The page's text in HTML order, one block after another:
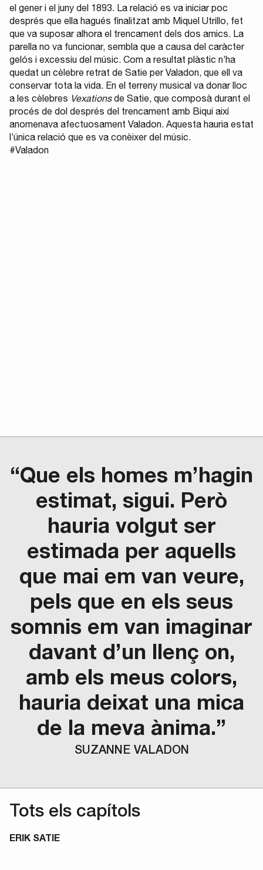
el gener i el juny del 1893. La relació es va iniciar poc
després que ella hagués finalitzat amb Miquel Utrillo, fet
que va suposar alhora el trencament dels dos amics. La
parella no va funcionar, sembla que a causa del caràcter
gelós i excessiu del músic. Com a resultat plàstic n’ha
quedat un cèlebre retrat de Satie per Valadon, que ell va
conservar tota la vida. En el terreny musical va donar lloc
a les cèlebres Vexationsde Satie, que composà durant el
procés de dol després del trencament amb Biqui així
anomenava afectuosament Valadon. Aquesta hauria estat
l’única relació que es va conèixer del músic.
#Valadon
“Que els homes m’hagin
estimat, sigui. Però
hauria volgut ser
estimada per aquells
que mai em van veure,
pels que en els seus
somnis em van imaginar
davant d’un llenç on,
amb els meus colors,
hauria deixat una mica
de la meva ànima.”
SUZANNE VALADON
Tots els capítols
ERIK SATIE